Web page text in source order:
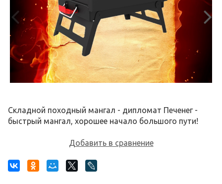
Складной походный мангал - дипломат Печенег -
быстрый мангал, хорошее начало большого пути!
Добавить в сравнение